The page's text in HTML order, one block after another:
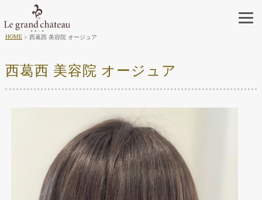
HOME 西葛西 美容院 オージュア
西葛西 美容院 オージュア